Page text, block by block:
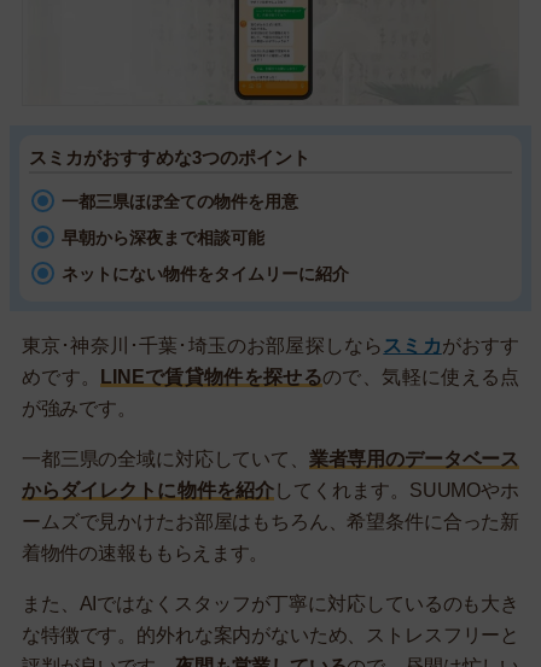
スミカがおすすめな3つのポイント
一都三県ほぼ全ての物件を用意
早朝から深夜まで相談可能
ネットにない物件をタイムリーに紹介
東京･神奈川･千葉･埼玉のお部屋探しなら スミカがおすす
めです。
LINEで賃貸物件を探せるので、気軽に使える点
が強みです。
一都三県の全域に対応していて、 業者専用のデータベース
からダイレクトに物件を紹介してくれます。SUUMOやホ
ームズで見かけたお部屋はもちろん、希望条件に合った新
着物件の速報ももらえます。
また、AIではなくスタッフが丁寧に対応しているのも大き
な特徴です。的外れな案内がないため、ストレスフリーと